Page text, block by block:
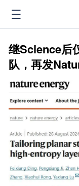
继Science后
队，再发